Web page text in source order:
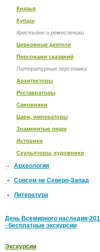
Князья
Купцы
Крестьяне и ремесленики
Церковные деятели
Персонажи сказаний
Литературные персонажи
Архитекторы
Реставраторы
Сановники
Цари, императоры
Знаменитые люди
Историки
Скульпторы, художники
Археология
Совсем не Северо-Запад
Литература
День Всемирного наследия-
- бесплатные экскурсии
Экскурсии